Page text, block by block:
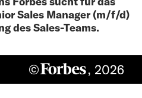
Sales Manager (m/f/d)
des Sales-Teams.